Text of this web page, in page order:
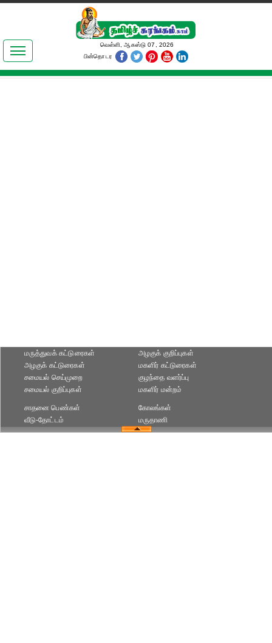
இலக்கியங்கள்
தமிழ் உலகம்
வெள்ளி, ஆகஸ்டு 07, 2026
பின்தொடர
மருத்துவக் கட்டுரைகள்
அழகுக் கட்டுரைகள்
அழகுக் குறிப்புகள்
மகளிர் கட்டுரைகள்
சமையல் செய்முறை
சமையல் குறிப்புகள்
குழந்தை வளர்ப்பு
மகளிர் மன்றம்
சாதனை பெண்கள்
வீடு-தோட்டம்
கோலங்கள்
மருதாணி